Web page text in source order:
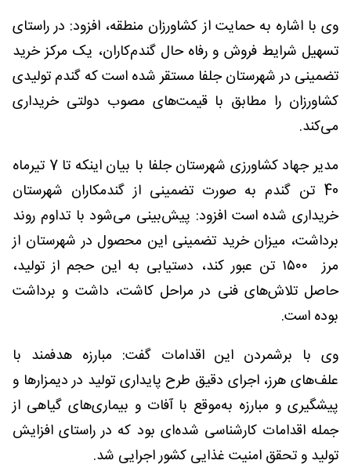
وی با اشاره به حمایت از کشاورزان منطقه، افزود: در راستای
تسهیل شرایط فروش و رفاه حال گندم‌کاران، یک مرکز خرید
تضمینی در شهرستان جلفا مستقر شده است که گندم تولیدی
کشاورزان را مطابق با قیمت‌های مصوب دولتی خریداری
می‌کند.
مدیر جهاد کشاورزی شهرستان جلفا با بیان اینکه تا 7 تیرماه
40 تن گندم به صورت تضمینی از گندمکاران شهرستان
خریداری شده است افزود: پیش‌بینی می‌شود با تداوم روند
برداشت، میزان خرید تضمینی این محصول در شهرستان از
مرز ۱۵۰۰ تن عبور کند، دستیابی به این حجم از تولید،
حاصل تلاش‌های فنی در مراحل کاشت، داشت و برداشت
بوده است.
وی با برشمردن این اقدامات گفت: مبارزه هدفمند با
علف‌های هرز، اجرای دقیق طرح پایداری تولید در دیمزارها و
پیشگیری و مبارزه به‌موقع با آفات و بیماری‌های گیاهی از
جمله اقدامات کارشناسی شده‌ای بود که در راستای افزایش
تولید و تحقق امنیت غذایی کشور اجرایی شد.